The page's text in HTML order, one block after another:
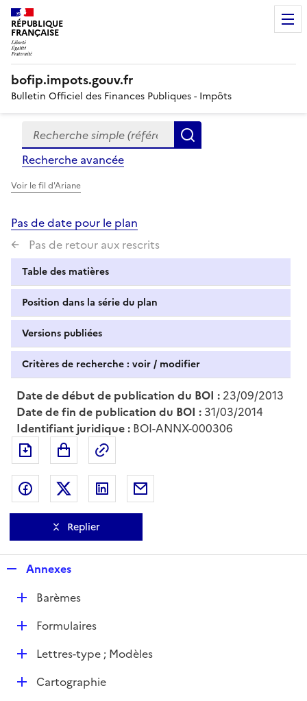
RÉPUBLIQUE
FRANÇAISE
bofip.impots.gouv.fr
Bulletin Officiel des Finances Publiques - Impôts
Formulaire
de
recherche
Recherche simple (références, mots clés, partie du
Recherche avancée
Voir le fil d'Ariane
Pas de date pour le plan
Pas de retour aux rescrits
Table des matières
Position dans la série du plan
Versions publiées
Critères de recherche : voir / modifier
Date de début de publication du BOI : 23/09/2013
Date de fin de publication du BOI : 31/03/2014
Identifiant juridique : BOI-ANNX-000306
Exporter le document au format pdf
Partager sur Facebook
Partager sur Twitter
Partager sur LinkedIn
Replier
p
l
i
e
Annexes
DBarèmes
DFormulaires
DLettres-type ; Modèles
DCartographie